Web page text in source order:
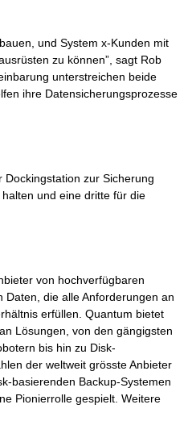
und System x-Kunden mit
zu können”, sagt Rob
unterstreichen beide
ihre Datensicherungsprozesse
Dockingstation zur Sicherung
und eine dritte für die
von hochverfügbaren
Daten, die alle Anforderungen an
erfüllen. Quantum bietet
Lösungen, von den gängigsten
bis hin zu Disk-
der weltweit grösste Anbieter
basierenden Backup-Systemen
Pionierrolle gespielt. Weitere